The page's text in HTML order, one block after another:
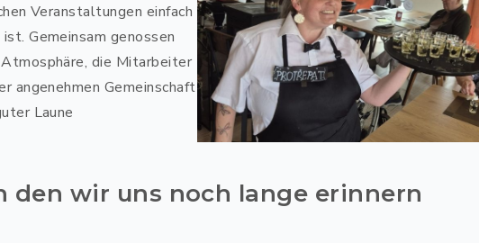
Veranstaltungen einfach
Gemeinsam genossen
die Mitarbeiter
angenehmen Gemeinschaft
Laune
den wir uns noch lange erinnern